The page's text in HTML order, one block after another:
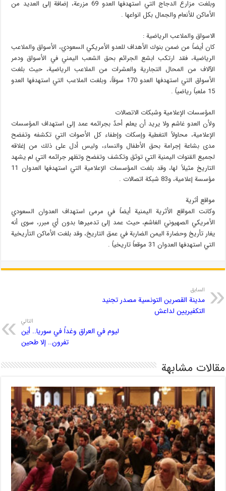
وبلغت مزارع الدجاج التي استهدفها العدو 69 مزرعة، إضافة إلى العديد من
الأماكن للأنعام والجمال بكل انواعها .
الاسواق والملاعب الرياضية :
كان أيضاً من ضمن بنوك الأهداف للعدو الأمريكي السعودي، الأسواق والملاعب
الرياضية، فقد ارتكب ابشع الجرائم بحق الشعب اليمني في الأسواق ودمر
الآلاف من المحال التجارية والعشرات من الملاعب الرياضية، حيث بلغت
الأسواق التي استهدفها العدو 170 سوقاً، وبلغت الملاعب التي استهدفها العدو
15 ملعباً رياضياً .
المؤسسات الإعلامية وشبكات الاتصالات
ولأن العدو غاشم ولا يريد أن يعلم أحدٌ بجرائمه عمد إلى استهداف المؤسسات
الإعلامية، محاولاً التغطية وإسكات وإطفاء كل الأصوات التي تكشفه وتفضح
مدى بشاعة إجرامة بحق الأطفال والنساء، وليس أدل على ذلك من إغلاقه
لجميع القنوات اليمنية التي توثق وتكشف وتفضح وتظهر جرائمه التي لم يشهد
التاريخ مثيلاً لها، وقد بلغت المؤسسات الإعلامية التي استهدفها العدوان 11
مؤسسة إعلامية، و83 شبكة اتصالات .
مواقع أثرية
وكانت المواقع الأثرية اليمنية أيضاً في مرمى استهداف العدوان السعودي
الأمريكي الصهيوني الغاشم، حيث عمد إلى تدميرها بدون أي مبرر، سوى أنه
يغار تأريخ وحضارة اليمن الضاربة في عمق التاريخ، وقد بلغت الأماكن التأريخية
التي استهدفها العدوان 31 موقعاً تاريخياً .
السابق
مدينة القصرين التونسية مصدر تجنيد
التكفيريين لداعش
التالي
ليوم في العراق وغداً في سوريا.. أين
تفرون.. إلا طحين
مقالات مشابهة